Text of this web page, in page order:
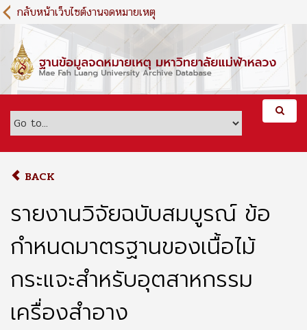
S
k
m
c
กลับหน้าเว็บไซต์งานจดหมายเหตุ
BACK
รายงานวิจัยฉบับสมบูรณ์ ข้อ
กำหนดมาตรฐานของเนื้อไม้
กระแจะสำหรับอุตสาหกรรม
เครื่องสำอาง